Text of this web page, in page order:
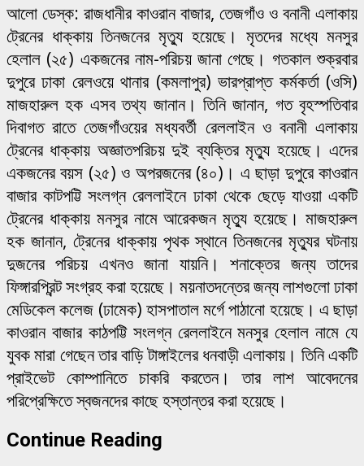
আলো ডেস্ক: রাজধানীর কাওরান বাজার, তেজগাঁও ও বনানী এলাকায়
ট্রেনের ধাক্কায় তিনজনের মৃত্যু হয়েছে। মৃতদের মধ্যে মনসুর
হেলাল (২৫) একজনের নাম-পরিচয় জানা গেছে। গতকাল শুক্রবার
দুপুরে ঢাকা রেলওয়ে থানার (কমলাপুর) ভারপ্রাপ্ত কর্মকর্তা (ওসি)
মাজহারুল হক এসব তথ্য জানান। তিনি জানান, গত বৃহস্পতিবার
দিবাগত রাতে তেজগাঁওয়ের মধ্যবর্তী রেললাইন ও বনানী এলাকায়
ট্রেনের ধাক্কায় অজ্ঞাতপরিচয় দুই ব্যক্তির মৃত্যু হয়েছে। এদের
একজনের বয়স (২৫) ও অপরজনের (৪০)। এ ছাড়া দুপুরে কাওরান
বাজার কাটপট্টি সংলগ্ন রেললাইনে ঢাকা থেকে ছেড়ে যাওয়া একটি
ট্রেনের ধাক্কায় মনসুর নামে আরেকজন মৃত্যু হয়েছে। মাজহারুল
হক জানান, ট্রেনের ধাক্কায় পৃথক স্থানে তিনজনের মৃত্যুর ঘটনায়
দুজনের পরিচয় এখনও জানা যায়নি। শনাক্তের জন্য তাদের
ফিঙ্গারপ্রিন্ট সংগ্রহ করা হয়েছে। ময়নাতদন্তের জন্য লাশগুলো ঢাকা
মেডিকেল কলেজ (ঢামেক) হাসপাতাল মর্গে পাঠানো হয়েছে। এ ছাড়া
কাওরান বাজার কাঠপট্টি সংলগ্ন রেললাইনে মনসুর হেলাল নামে যে
যুবক মারা গেছেন তার বাড়ি টাঙ্গাইলের ধনবাড়ী এলাকায়। তিনি একটি
প্রাইভেট কোম্পানিতে চাকরি করতেন। তার লাশ আবেদনের
পরিপ্রেক্ষিতে স্বজনদের কাছে হস্তান্তর করা হয়েছে।
Continue Reading